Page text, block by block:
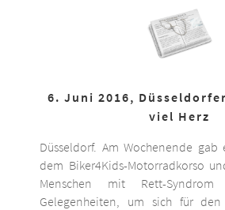
6. Juni 2016,
viel Herz
Düsseldorf. Am Wochenende gab
dem Biker4Kids-Motorradkorso
Menschen mit Rett-
Gelegenheiten, um sich für